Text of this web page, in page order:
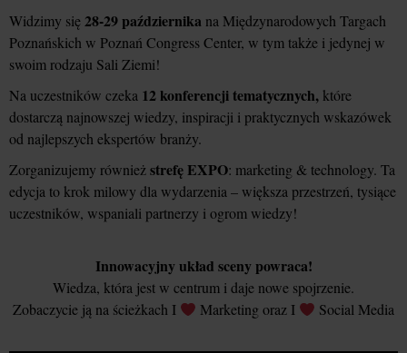
Widzimy się28-29 października na Międzynarodowych Targach
Poznańskich w Poznań Congress Center, w tym także i jedynej w
swoim rodzaju Sali Ziemi!
Na uczestników czeka 12 konferencji tematycznych, które
dostarczą najnowszej wiedzy, inspiracji i praktycznych wskazówek
od najlepszych ekspertów branży.
Zorganizujemy równieżstrefę EXPO: marketing & technology. Ta
edycja to krok milowy dla wydarzenia – większa przestrzeń, tysiące
uczestników, wspaniali partnerzy i ogrom wiedzy!
Innowacyjny układ sceny powraca!
Wiedza, która jest w centrum i daje nowe spojrzenie.
Zobaczycie ją na ścieżkach I
Marketing oraz I Social Media